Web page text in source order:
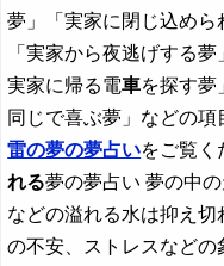
夢」「実家に閉じ込めら
「実家から夜逃げする
実家に帰る電車を探す夢
同じで喜ぶ夢」などの
雷の夢の夢占いをご覧く
れる夢の夢占い 夢の中
などの溢れる水は抑え
の不安、ストレスなどの